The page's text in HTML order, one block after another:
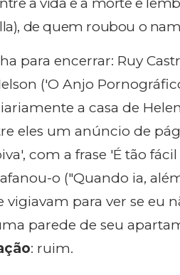
de quem roubou o
para encerrar: Ruy
('O Anjo
a casa de
eles um anúncio de
com a frase 'É tão
o ("Quando ia,
para ver se eu
parede de seu
: ruim.